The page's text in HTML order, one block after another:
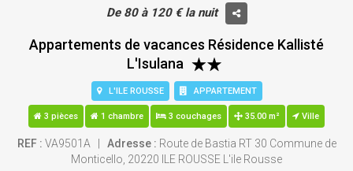
Appartements de vacances Résidence Kallisté
L'Isulana
L'ILE ROUSSE APPARTEMENT
3 pièces 1 chambre 3 couchages 35.00 m² Ville
REF : VA9501A | Adresse : Route de Bastia RT 30 Commune de
Monticello, 20220 ILE ROUSSE L'ile Rousse
De 80 à 120 € la nuit